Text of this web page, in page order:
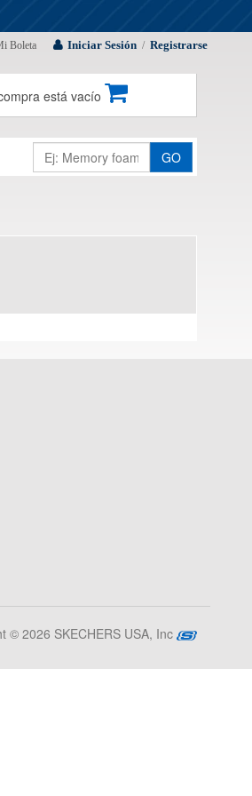
Iniciar Sesión / Registrarse
Boleta
está vacío
GO
© 2026 SKECHERS USA, Inc